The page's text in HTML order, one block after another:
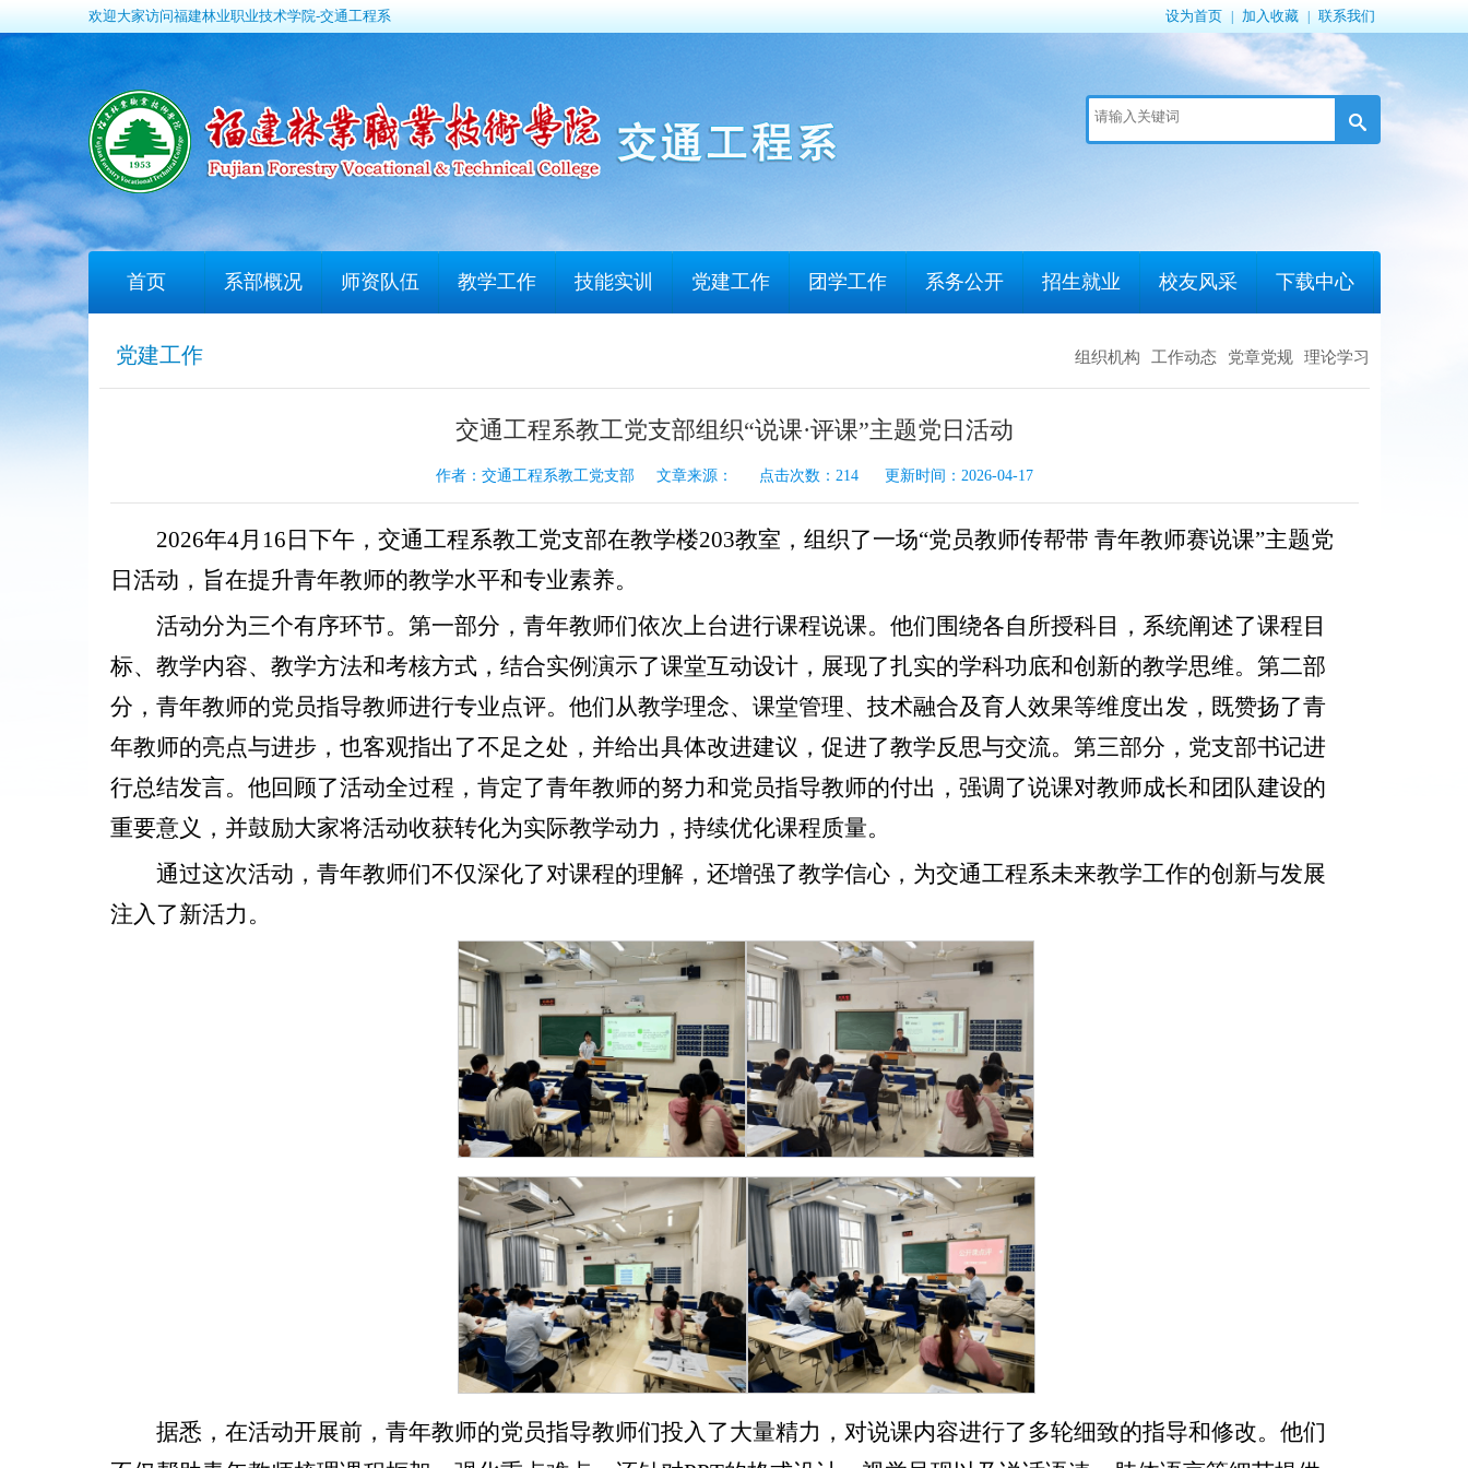
欢迎大家访问福建林业职业技术学院-交通工程系 设为首页 加入收藏 联系我们
首页 系部概况 师资队伍 教学工作 技能实训 党建工作 团学工作 系务公开 招生就业 校友风采 下载中心
党建工作 组织机构 工作动态 党章党规 理论学习
交通工程系教工党支部组织“说课·评课”主题党日活动
作者：交通工程系教工党支部 文章来源： 点击次数： 214更新时间：2026-04-17
2026年4月16日下午，交通工程系教工党支部在教学楼203教室，组织了一场“党员教师传帮带 青年教师赛说课”主题党
日活动，旨在提升青年教师的教学水平和专业素养。
活动分为三个有序环节。第一部分，青年教师们依次上台进行课程说课。他们围绕各自所授科目，系统阐述了课程目
标、教学内容、教学方法和考核方式，结合实例演示了课堂互动设计，展现了扎实的学科功底和创新的教学思维。第二部
分，青年教师的党员指导教师进行专业点评。他们从教学理念、课堂管理、技术融合及育人效果等维度出发，既赞扬了青
年教师的亮点与进步，也客观指出了不足之处，并给出具体改进建议，促进了教学反思与交流。第三部分，党支部书记进
行总结发言。他回顾了活动全过程，肯定了青年教师的努力和党员指导教师的付出，强调了说课对教师成长和团队建设的
重要意义，并鼓励大家将活动收获转化为实际教学动力，持续优化课程质量。
通过这次活动，青年教师们不仅深化了对课程的理解，还增强了教学信心，为交通工程系未来教学工作的创新与发展
注入了新活力。
据悉，在活动开展前，青年教师的党员指导教师们投入了大量精力，对说课内容进行了多轮细致的指导和修改。他们